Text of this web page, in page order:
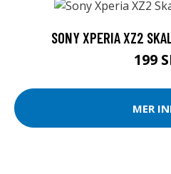
SONY XPERIA XZ2
199
MER